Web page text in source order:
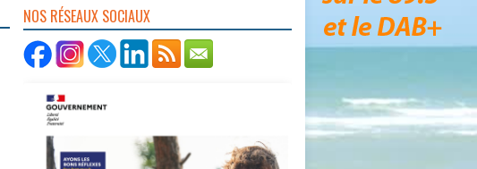
NOS RÉSEAUX SOCIAUX